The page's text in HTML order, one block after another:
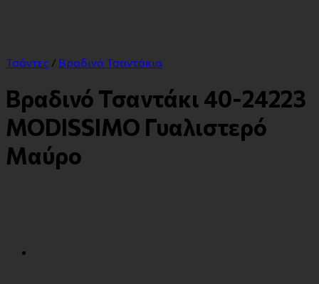
Τσάντες / Βραδινά Τσαντάκια
Βραδινό Τσαντάκι 40-24223
MODISSIMO Γυαλιστερό
Μαύρο